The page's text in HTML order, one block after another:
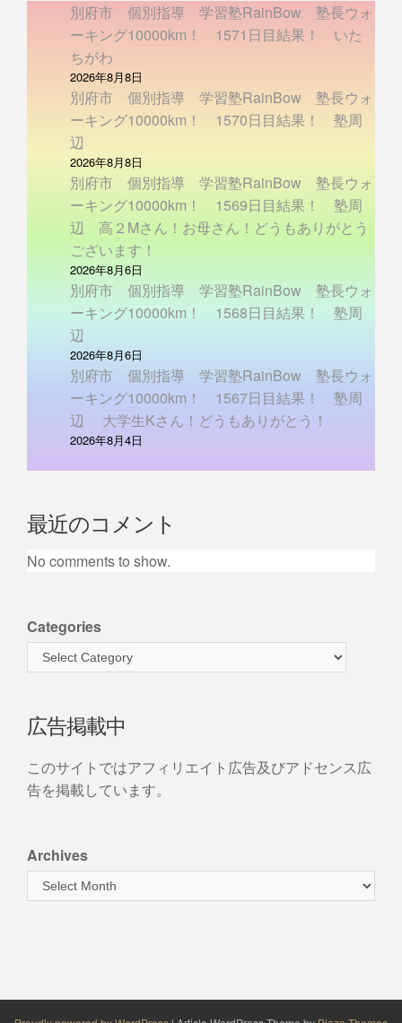
別府市 個別指導 学習塾RainBow 塾長ウォ
ーキング10000km！ 1571日目結果！ いた
ちがわ
2026年8月8日
別府市 個別指導 学習塾RainBow 塾長ウォ
ーキング10000km！ 1570日目結果！ 塾周
辺
2026年8月8日
別府市 個別指導 学習塾RainBow 塾長ウォ
ーキング10000km！ 1569日目結果！ 塾周
辺 高２Mさん！お母さん！どうもありがとう
ございます！
2026年8月6日
別府市 個別指導 学習塾RainBow 塾長ウォ
ーキング10000km！ 1568日目結果！ 塾周
辺
2026年8月6日
別府市 個別指導 学習塾RainBow 塾長ウォ
ーキング10000km！ 1567日目結果！ 塾周
辺 大学生Kさん！どうもありがとう！
2026年8月4日
最近のコメント
No comments to show.
Categories
広告掲載中
このサイトではアフィリエイト広告及びアドセンス広
告を掲載しています。
Archives